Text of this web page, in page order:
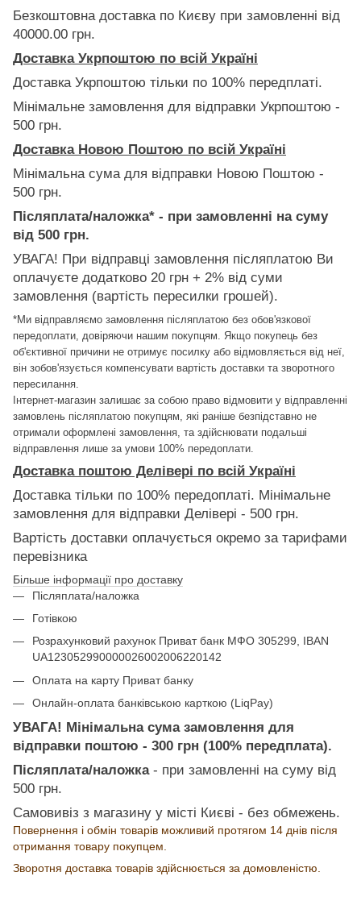
Безкоштовна доставка по Києву при замовленні від
40000.00 грн.
Доставка Укрпоштою по всій Україні
Доставка Укрпоштою тільки по 100% передплаті.
Мінімальне замовлення для відправки Укрпоштою -
500 грн.
Доставка Новою Поштою по всій Україні
Мінімальна сума для відправки Новою Поштою -
500 грн.
Післяплата/наложка* - при замовленні на суму
від 500 грн.
УВАГА! При відправці замовлення післяплатою Ви
оплачуєте додатково 20 грн + 2% від суми
замовлення (вартість пересилки грошей).
*Ми відправляємо замовлення післяплатою без обов'язкової
передоплати, довіряючи нашим покупцям. Якщо покупець без
об'єктивної причини не отримує посилку або відмовляється від неї,
він зобов'язується компенсувати вартість доставки та зворотного
пересилання.
Інтернет-магазин залишає за собою право відмовити у відправленні
замовлень післяплатою покупцям, які раніше безпідставно не
отримали оформлені замовлення, та здійснювати подальші
відправлення лише за умови 100% передоплати.
Доставка поштою Делівері по всій Україні
Доставка тільки по 100% передоплаті. Мінімальне
замовлення для відправки Делівері - 500 грн.
Вартість доставки оплачується окремо за тарифами
перевізника
Більше інформації про доставку
Післяплата/наложка
Готівкою
Розрахунковий рахунок Приват банк МФО 305299, IBAN
UA123052990000026002006220142
Оплата на карту Приват банку
Онлайн-оплата банківською карткою (LiqPay)
УВАГА! Мінімальна сума замовлення для
відправки поштою - 300 грн (100% передплата).
Післяплата/наложка- при замовленні на суму від
500 грн.
Самовивіз з магазину у місті Києві - без обмежень.
Повернення і обмін товарів можливий протягом 14 днів після
отримання товару покупцем.
Зворотня доставка товарів здійснюється за домовленістю.